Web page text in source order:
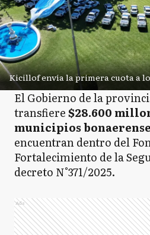
Kicillof envía la primera cuota a
El Gobierno de la
transfiere$28.600
municipios
encuentran dentro del
Fortalecimiento de la
decreto N°371/2025.
Ads